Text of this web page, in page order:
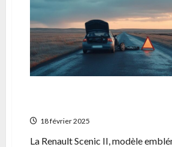
conseils
et
astuces
pour
une
assurance
temporaire
18 février 2025
La Renault Scenic II, modèle